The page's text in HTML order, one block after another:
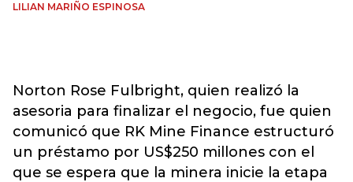
LILIAN MARIÑO ESPINOSA
Norton Rose Fulbright, quien realizó la
asesoria para finalizar el negocio, fue quien
comunicó que RK Mine Finance estructuró
un préstamo por US$250 millones con el
que se espera que la minera inicie la etapa